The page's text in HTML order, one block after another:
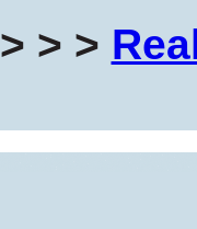
> > >